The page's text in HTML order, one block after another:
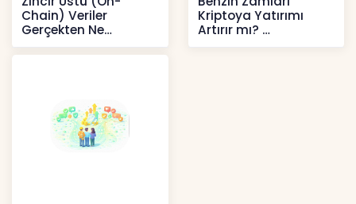
Chain) Veriler
Gerçekten Ne
Anlatır?
Kripto
Kriptoya Yatırımı
Artırır mı?
Kripto